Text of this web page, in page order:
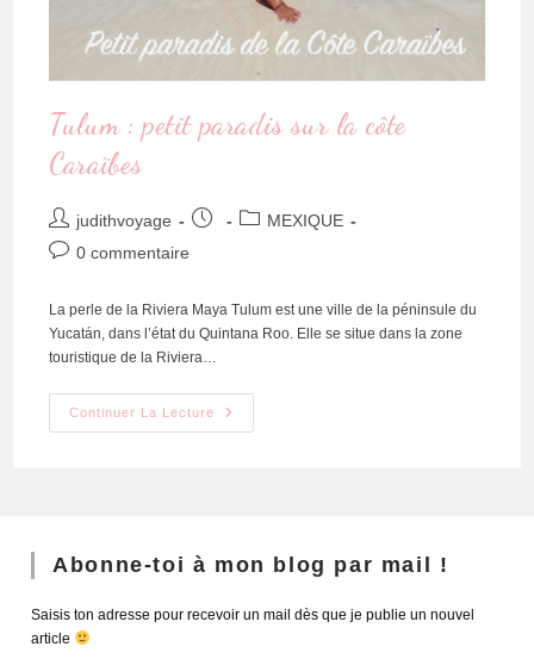
Tulum : petit paradis sur la côte
Caraïbes
judithvoyage
MEXIQUE
0 commentaire
La perle de la Riviera Maya Tulum est une ville de la péninsule du
Yucatán, dans l’état du Quintana Roo. Elle se situe dans la zone
touristique de la Riviera…
Continuer La Lecture
Abonne-toi à mon blog par mail !
Saisis ton adresse pour recevoir un mail dès que je publie un nouvel
article